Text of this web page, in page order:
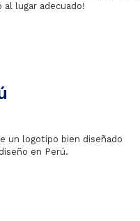
lugar adecuado!
un logotipo bien diseñado
en Perú.